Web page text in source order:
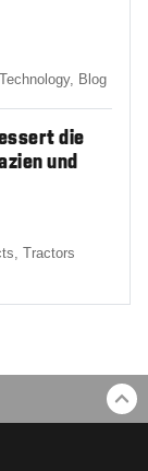
Technology, Blog
die
und
Tractors